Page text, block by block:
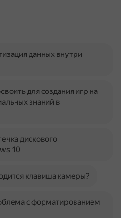
данных внутри
для создания игр на
знаний в
дискового
10
клавиша камеры?
с форматированием